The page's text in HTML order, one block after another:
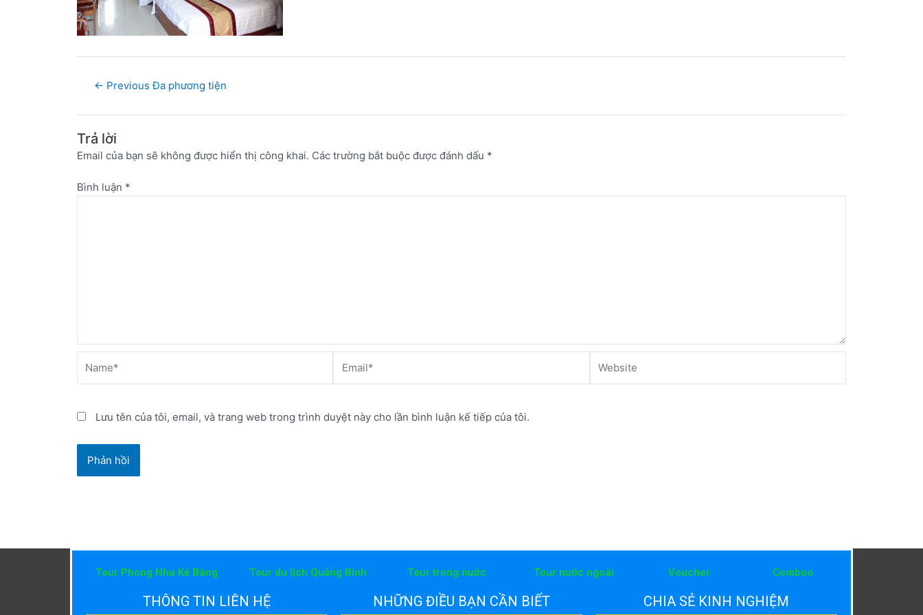
← Previous Đa phương tiện
Trả lời
Email của bạn sẽ không được hiển thị công khai. Các trường bắt buộc được đánh dấu *
Bình luận *
Lưu tên của tôi, email, và trang web trong trình duyệt này cho lần bình luận kế tiếp của tôi.
Tour Phong Nha Kẻ Bàng Tour du lịch Quảng Bình Tour trong nước Tour nước ngoài Voucher Comboo
THÔNG TIN LIÊN HỆ NHỮNG ĐIỀU BẠN CẦN BIẾT CHIA SẺ KINH NGHIỆM